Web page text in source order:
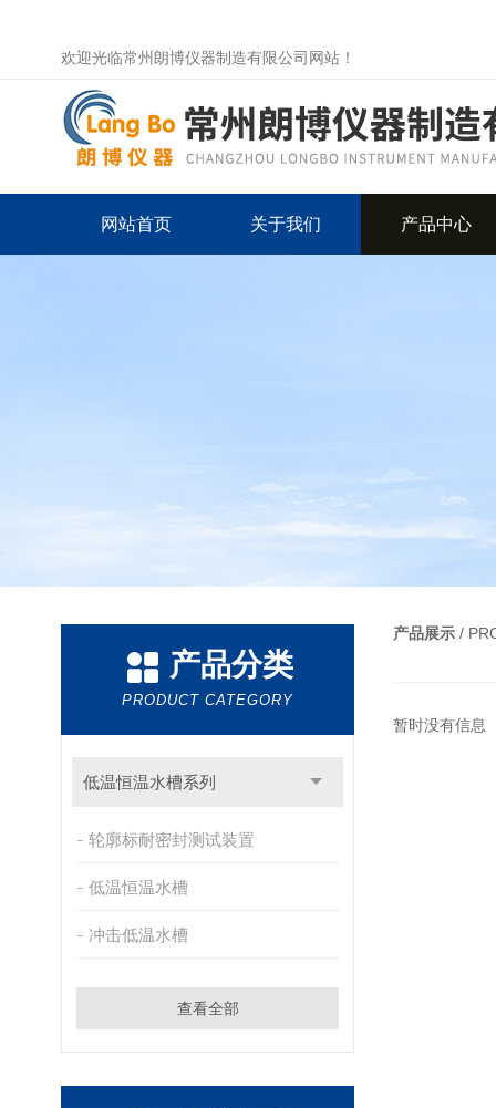
欢迎光临常州朗博仪器制造有限公司网站！
网站首页 关于我们 产品中心
产品分类
PRODUCT CATEGORY
低温恒温水槽系列
轮廓标耐密封测试装置
低温恒温水槽
冲击低温水槽
查看全部
产品展示 /
暂时没有信息